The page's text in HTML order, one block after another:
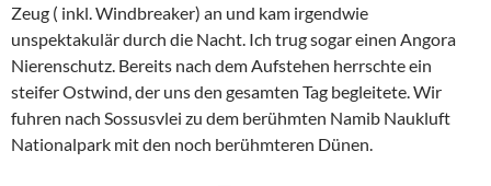
Zeug ( inkl. Windbreaker) an und kam irgendwie
unspektakulär durch die Nacht. Ich trug sogar einen Angora
Nierenschutz. Bereits nach dem Aufstehen herrschte ein
steifer Ostwind, der uns den gesamten Tag begleitete. Wir
fuhren nach Sossusvlei zu dem berühmten Namib Naukluft
Nationalpark mit den noch berühmteren Dünen.